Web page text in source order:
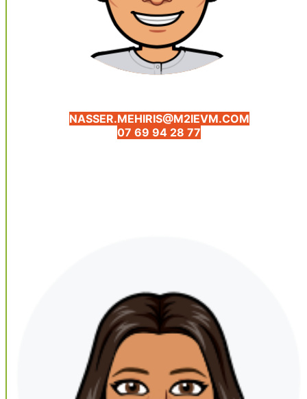
NASSER.MEHIRIS@M2IEVM.COM
07 69 94 28 77